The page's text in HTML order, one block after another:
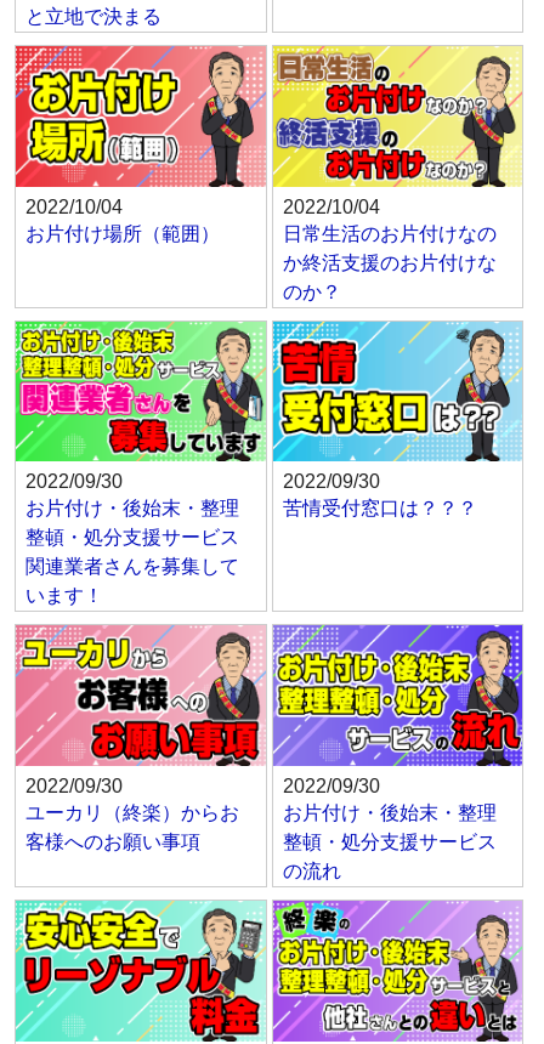
と立地で決まる
2022/10/04
お片付け場所（範囲）
2022/10/04
日常生活のお片付けなの
か終活支援のお片付けな
のか？
2022/09/30
お片付け・後始末・整理
整頓・処分支援サービス
関連業者さんを募集して
います！
2022/09/30
苦情受付窓口は？？？
2022/09/30
ユーカリ（終楽）からお
客様へのお願い事項
2022/09/30
お片付け・後始末・整理
整頓・処分支援サービス
の流れ